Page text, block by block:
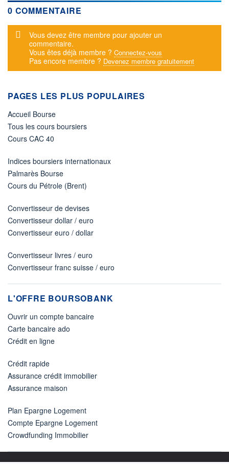
0 COMMENTAIRE
Message d'alerte
Vous devez être membre pour ajouter un
commentaire.
Vous êtes déjà membre ? Connectez-vous
Pas encore membre ? Devenez membre gratuitement
PAGES LES PLUS POPULAIRES
Accueil Bourse
Tous les cours boursiers
Cours CAC 40
Indices boursiers internationaux
Palmarès Bourse
Cours du Pétrole (Brent)
Convertisseur de devises
Convertisseur dollar / euro
Convertisseur euro / dollar
Convertisseur livres / euro
Convertisseur franc suisse / euro
L'OFFRE BOURSOBANK
Ouvrir un compte bancaire
Carte bancaire ado
Crédit en ligne
Crédit rapide
Assurance crédit immobilier
Assurance maison
Plan Epargne Logement
Compte Epargne Logement
Crowdfunding Immobilier